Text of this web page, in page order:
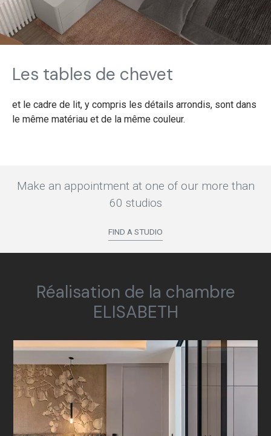
Les tables de chevet
et le cadre de lit, y compris les détails arrondis, sont dans
le même matériau et de la même couleur.
Make an appointment at one of our more than
60 studios
FIND A STUDIO
Réalisation de la chambre
ELISABETH